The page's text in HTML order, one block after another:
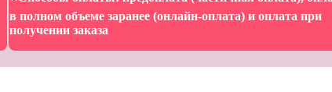
в полном объеме заранее (онлайн-оплата) и оплата при
получении заказа